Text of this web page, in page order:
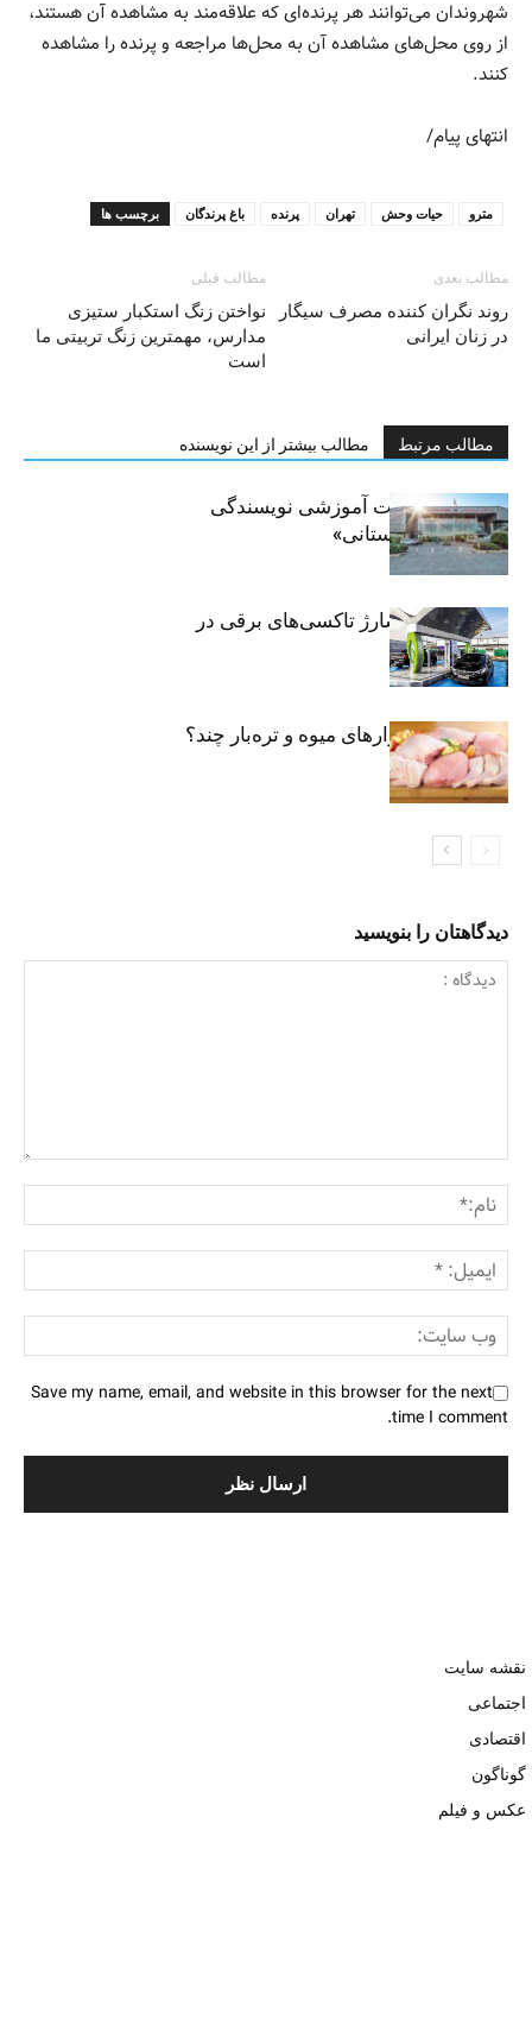
شهروندان می‌توانند هر پرنده‌ای که علاقه‌مند به مشاهده آن هستند،
از روی محل‌های مشاهده آن به محل‌ها مراجعه و پرنده را مشاهده
کنند.
انتهای پیام/
برچسب ها باغ پرندگان پرنده تهران حیات وحش مترو
مطالب قبلی
نواختن زنگ استکبار ستیزی
مدارس، مهمترین زنگ تربیتی ما
است
مطالب بعدی
روند نگران کننده مصرف سیگار
در زنان ایرانی
مطالب مرتبط مطالب بیشتر از این نویسنده
برگزاری جلسات آموزشی نویسندگی
«زندگی‌نامه داستانی»
توسعه شبکه شارژ تاکسی‌های برقی در
پایتخت
مرغ تازه در بازارهای میوه و تره‌بار چند؟
دیدگاهتان را بنویسید
Save my name, email, and website in this browser for the next
time I comment.
نقشه سایت
اجتماعی
اقتصادی
گوناگون
عکس و فیلم